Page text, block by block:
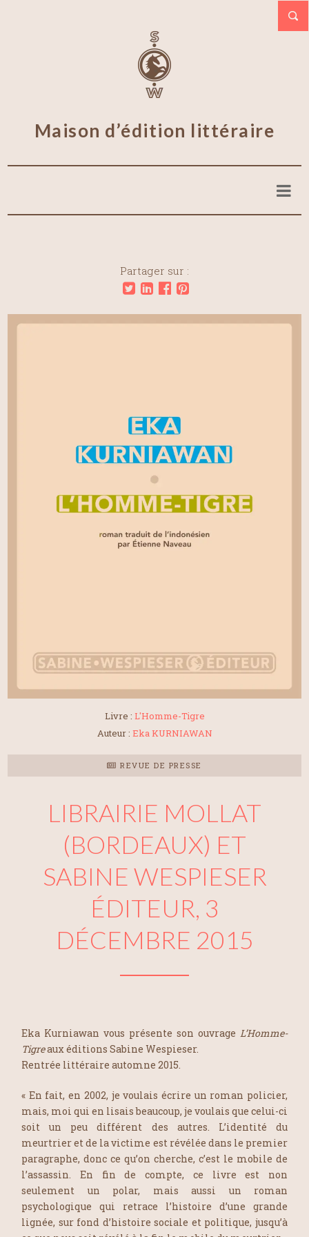
Maison d’édition littéraire
Partager sur :
Livre : L'Homme-Tigre
Auteur : Eka KURNIAWAN
REVUE DE PRESSE
LIBRAIRIE MOLLAT
(BORDEAUX) ET
SABINE WESPIESER
ÉDITEUR, 3
DÉCEMBRE 2015
Eka Kurniawan vous présente son ouvrage L’Homme-
Tigreaux éditions Sabine Wespieser.
Rentrée littéraire automne 2015.
« En fait, en 2002, je voulais écrire un roman policier,
mais, moi qui en lisais beaucoup, je voulais que celui-ci
soit un peu différent des autres. L’identité du
meurtrier et de la victime est révélée dans le premier
paragraphe, donc ce qu’on cherche, c’est le mobile de
l’assassin. En fin de compte, ce livre est non
seulement un polar, mais aussi un roman
psychologique qui retrace l’histoire d’une grande
lignée, sur fond d’histoire sociale et politique, jusqu’à